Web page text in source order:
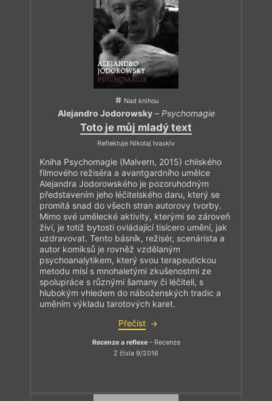
Nad knihou
Alejandro Jodorowsky– Psychomagie
Toto je můj mladý text
Reflektuje Nikolaj Ivaskiv
Kniha Psychomagie (Malvern, 2015) chilského
filmového režiséra a avantgardního umělce
Alejandra Jodorowského je pozoruhodným
představením jeho léčitelského daru, který se
promítá snad do všech stran autorovy tvorby.
Mimo své umělecké aktivity, kterými se zároveň
živí, je totiž bytostí ovládající tisícero umění, jak
uzdravovat. Tento básník, režisér, scenárista a
autor komiksů je rovněž vzdělaným
psychoanalytikem, který svou terapeutickou
metodu mísí s mnohaletými zkušenostmi ze
spolupráce s různými šamany či léčiteli, s
hlubokým vhledem do náboženských tradic a
uměním výkladu tarotových karet.
Přečíst
Recenze a reflexe– Recenze
Z čísla 9/2016